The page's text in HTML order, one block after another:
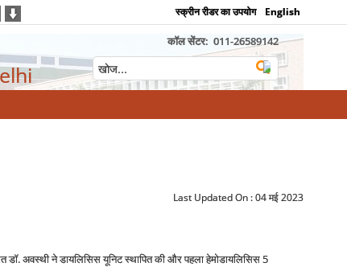
स्क्रीन रीडर का उपयोग English
कॉल सेंटर: 011-26589142
Last Updated On :04 मई 2023
अवस्थी ने डायलिसिस यूनिट स्थापित की और पहला हेमोडायलिसिस 5